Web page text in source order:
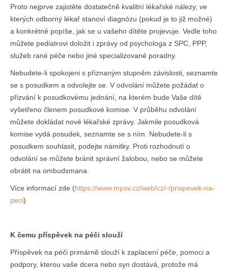
Proto nejprve zajistěte dostatečně kvalitní lékařské nálezy, ve
kterých odborný lékař stanoví diagnózu (pokud je to již možné)
a konkrétně popíše, jak se u vašeho dítěte projevuje. Vedle toho
můžete pediatrovi doložit i zprávy od psychologa z SPC, PPP,
služeb rané péče nebo jiné specializované poradny.
Nebudete-li spokojeni s přiznaným stupněm závislosti, seznamte
se s posudkem a odvolejte se. V odvolání můžete požádat o
přizvání k posudkovému jednání, na kterém bude Vaše dítě
vyšetřeno členem posudkové komise. V průběhu odvolání
můžete dokládat nové lékařské zprávy. Jakmile posudková
komise vydá posudek, seznamte se s ním. Nebudete-li s
posudkem souhlasit, podejte námitky. Proti rozhodnutí o
odvolání se můžete bránit správní žalobou, nebo se můžete
obrátit na ombudsmana.
Více informací zde (https://www.mpsv.cz/web/cz/-/prispevek-na-
peci)
K čemu příspěvek na péči slouží
Příspěvek na péči primárně slouží k zaplacení péče, pomoci a
podpory, kterou vaše dcera nebo syn dostává, protože má